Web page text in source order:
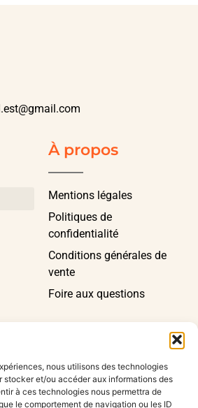
nous utilisons des technologies
stocker et/ou accéder aux informations des
à ces technologies nous permettra de
le comportement de navigation ou les ID
À propos
Mentions légales
Politiques de
confidentialité
Conditions générales de
vente
Foire aux questions